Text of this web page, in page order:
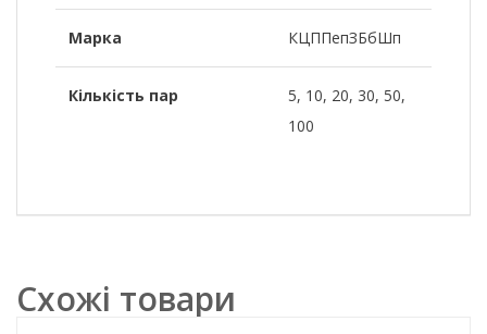
Марка КЦППепЗБбШп
Кількість пар
5, 10, 20, 30, 50,
100
Схожі товари